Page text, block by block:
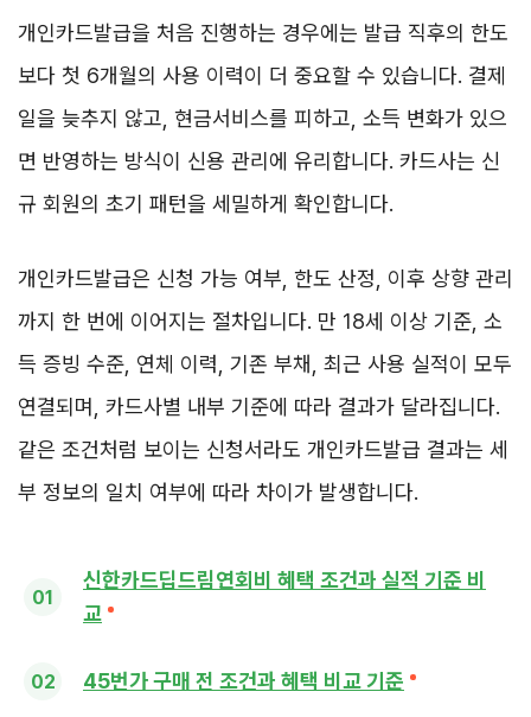
개인카드발급을 처음 진행하는 경우에는 발급 직후의 한도
보다 첫 6개월의 사용 이력이 더 중요할 수 있습니다. 결제
일을 늦추지 않고, 현금서비스를 피하고, 소득 변화가 있으
면 반영하는 방식이 신용 관리에 유리합니다. 카드사는 신
규 회원의 초기 패턴을 세밀하게 확인합니다.
개인카드발급은 신청 가능 여부, 한도 산정, 이후 상향 관리
까지 한 번에 이어지는 절차입니다. 만 18세 이상 기준, 소
득 증빙 수준, 연체 이력, 기존 부채, 최근 사용 실적이 모두
연결되며, 카드사별 내부 기준에 따라 결과가 달라집니다.
같은 조건처럼 보이는 신청서라도 개인카드발급 결과는 세
부 정보의 일치 여부에 따라 차이가 발생합니다.
신한카드딥드림연회비 혜택 조건과 실적 기준 비
교
45번가 구매 전 조건과 혜택 비교 기준